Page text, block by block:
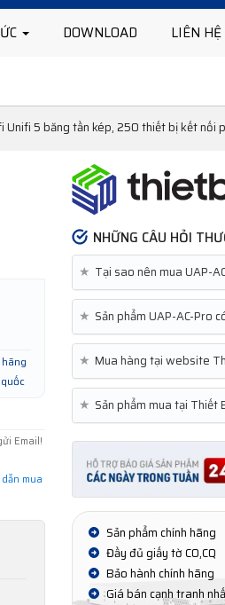
DOWNLOAD LIÊN HỆ
Unifi 5 băng tần kép, 250 thiết bị kết nối
Email!
mua
NHỮNG CÂU HỎI
★ Tại sao nên mua UAP-
★ Sản phẩm UAP-AC-Pro
★ Mua hàng tại website
★ Sản phẩm mua tại Thiết
Sản phẩm chính hãng
Đầy đủ giấy tờ CO,CQ
Bảo hành chính hãng
Giá bán cạnh tranh